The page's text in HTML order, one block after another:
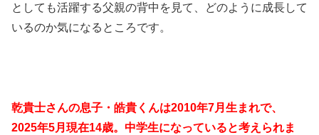
としても活躍する父親の背中を見て、どのように成長して
いるのか気になるところです。
乾貴士さんの息子・皓貴くんは2010年7月生まれで、
2025年5月現在14歳。中学生になっていると考えられま